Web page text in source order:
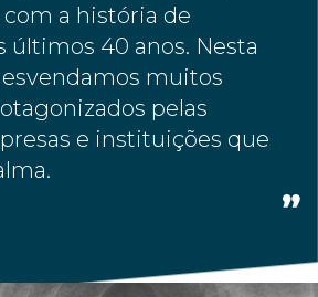
a história de
últimos 40 anos. Nesta
muitos
pelas
e instituições que